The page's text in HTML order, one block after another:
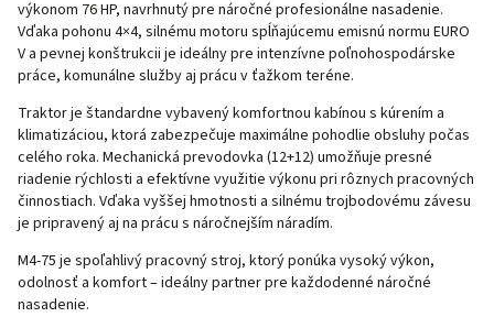
výkonom 76 HP, navrhnutý pre náročné profesionálne nasadenie.
Vďaka pohonu 4×4, silnému motoru spĺňajúcemu emisnú normu EURO
V a pevnej konštrukcii je ideálny pre intenzívne poľnohospodárske
práce, komunálne služby aj prácu v ťažkom teréne.
Traktor je štandardne vybavený komfortnou kabínou s kúrením a
klimatizáciou, ktorá zabezpečuje maximálne pohodlie obsluhy počas
celého roka. Mechanická prevodovka (12+12) umožňuje presné
riadenie rýchlosti a efektívne využitie výkonu pri rôznych pracovných
činnostiach. Vďaka vyššej hmotnosti a silnému trojbodovému závesu
je pripravený aj na prácu s náročnejším náradím.
M4-75 je spoľahlivý pracovný stroj, ktorý ponúka vysoký výkon,
odolnosť a komfort – ideálny partner pre každodenné náročné
nasadenie.